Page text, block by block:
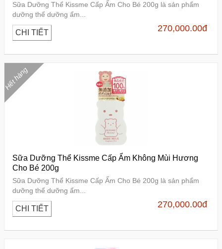
Sữa Dưỡng Thể Kissme Cấp Ẩm Cho Bé 200g là sản phẩm
dưỡng thể dưỡng ẩm...
CHI TIẾT 270,000.00đ
Hết hàng
Sữa Dưỡng Thể Kissme Cấp Ẩm Không Mùi Hương
Cho Bé 200g
Sữa Dưỡng Thể Kissme Cấp Ẩm Cho Bé 200g là sản phẩm
dưỡng thể dưỡng ẩm...
CHI TIẾT 270,000.00đ